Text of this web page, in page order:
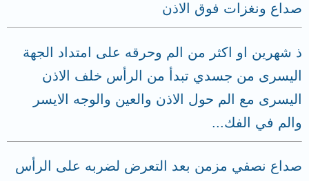
صداع ونغزات فوق الاذن
ذ شهرين او اكثر من الم وحرقه على امتداد الجهة
اليسرى من جسدي تبدأ من الرأس خلف الاذن
اليسرى مع الم حول الاذن والعين والوجه الايسر
والم في الفك...
صداع نصفي مزمن بعد التعرض لضربه على الرأس